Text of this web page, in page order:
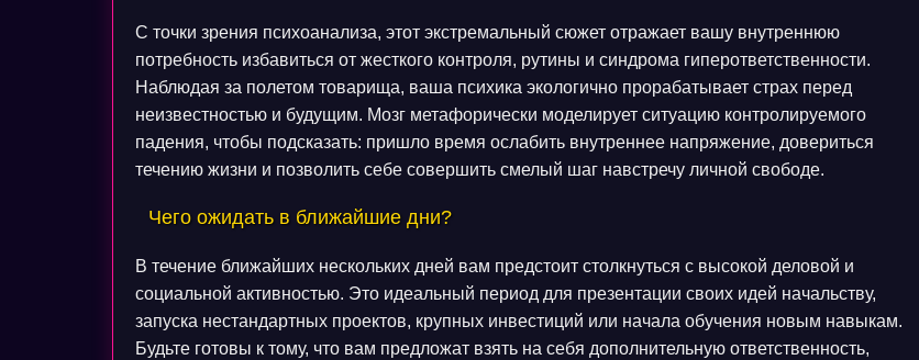
С точки зрения психоанализа, этот экстремальный сюжет отражает вашу внутреннюю
потребность избавиться от жесткого контроля, рутины и синдрома гиперответственности.
Наблюдая за полетом товарища, ваша психика экологично прорабатывает страх перед
неизвестностью и будущим. Мозг метафорически моделирует ситуацию контролируемого
падения, чтобы подсказать: пришло время ослабить внутреннее напряжение, довериться
течению жизни и позволить себе совершить смелый шаг навстречу личной свободе.
Чего ожидать в ближайшие дни?
В течение ближайших нескольких дней вам предстоит столкнуться с высокой деловой и
социальной активностью. Это идеальный период для презентации своих идей начальству,
запуска нестандартных проектов, крупных инвестиций или начала обучения новым навыкам.
Будьте готовы к тому, что вам предложат взять на себя дополнительную ответственность,